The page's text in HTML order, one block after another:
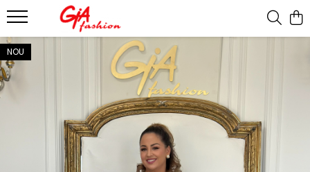
Rochii
Rochii elegante
NOU